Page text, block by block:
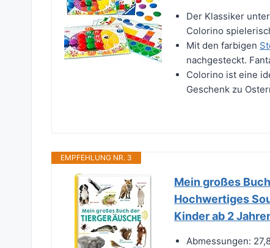
Der Klassiker
Colorino
Mit den farbigen
nachgesteckt.
Colorino ist eine
Geschenk zu
EMPFEHLUNG NR. 3
Mein großes
Hochwertiges
Kinder ab 2
Abmessungen: